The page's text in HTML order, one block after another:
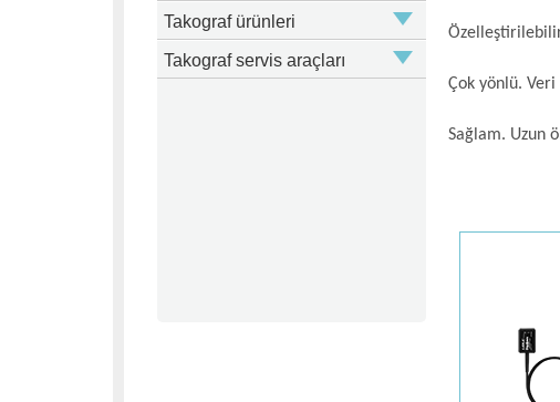
Takograf ürünleri
Takograf servis araçları
Çok yönlü.
Sağlam. Uzun